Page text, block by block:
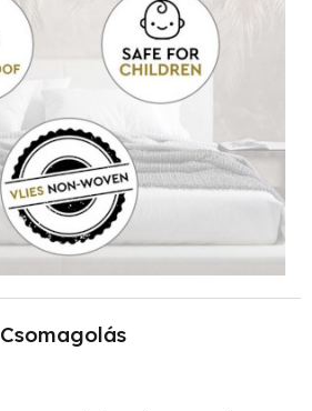
Csomagolás